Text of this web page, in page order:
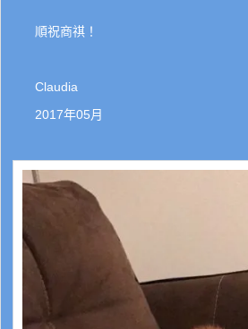
順祝商祺！
Claudia
2017年05月